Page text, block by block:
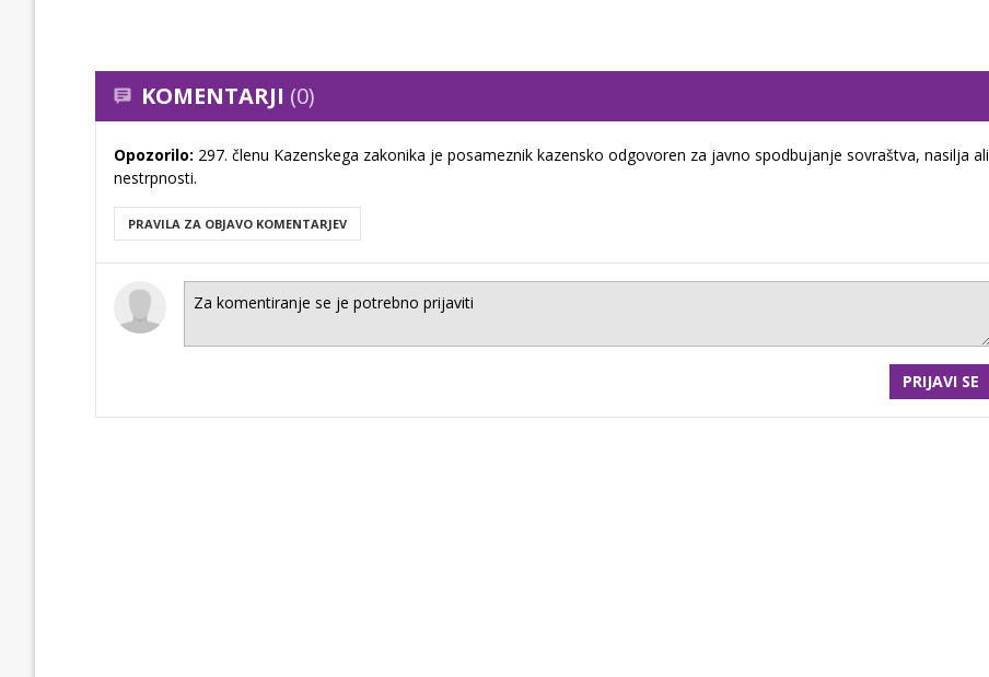
KOMENTARJI (0)
Opozorilo: 297. členu Kazenskega zakonika je posameznik kazensko odgovoren za javno spodbujanje sovraštva, nasilja ali
nestrpnosti.
PRAVILA ZA OBJAVO KOMENTARJEV
PRIJAVI SE